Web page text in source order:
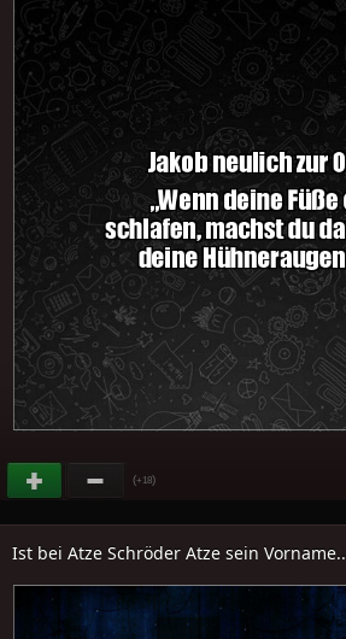
(+18)
Ist bei Atze Schröder Atze sein Vorname..